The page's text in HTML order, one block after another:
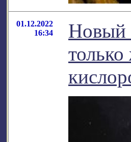
01.12.2022
16:34
Новый